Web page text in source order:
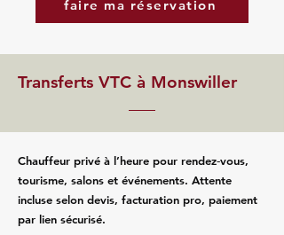
faire ma réservation
Transferts VTC à Monswiller
Chauffeur privé à l’heure pour rendez‑vous,
tourisme, salons et événements. Attente
incluse selon devis, facturation pro, paiement
par lien sécurisé.